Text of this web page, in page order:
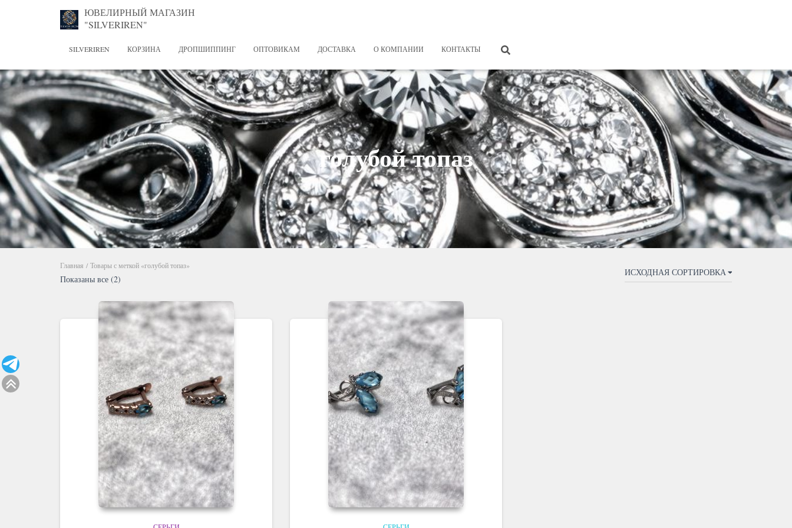
ЮВЕЛИРНЫЙ МАГАЗИН
"SILVERIREN"
SILVERIREN КОРЗИНА ДРОПШИППИНГ ОПТОВИКАМ ДОСТАВКА О КОМПАНИИ КОНТАКТЫ
голубой топаз
Главная / Товары с меткой «голубой топаз»
Показаны все (2)